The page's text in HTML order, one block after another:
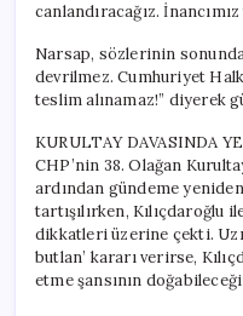
canlandıracağız.
Narsap, sözlerinin
devrilmez. Cumhuriyet
teslim alınamaz!” diyerek
KURULTAY DAVASINDA
CHP’nin 38. Olağan
ardından gündeme
tartışılırken, Kılıçdaroğlu
dikkatleri üzerine çekti.
butlan’ kararı verirse,
etme şansının